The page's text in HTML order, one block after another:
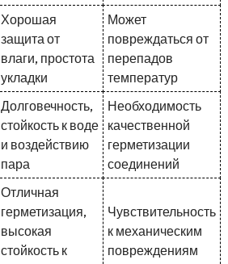
Хорошая
защита от
влаги, простота
укладки
Может
повреждаться от
перепадов
температур
Долговечность,
стойкость к воде
и воздействию
пара
Необходимость
качественной
герметизации
соединений
Отличная
герметизация,
высокая
стойкость к
Чувствительность
к механическим
повреждениям